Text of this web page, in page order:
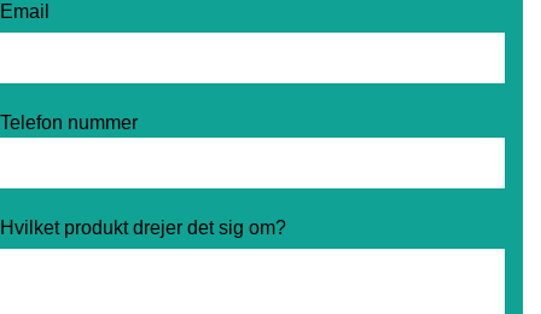
Email
Telefon nummer
Hvilket produkt drejer det sig om?